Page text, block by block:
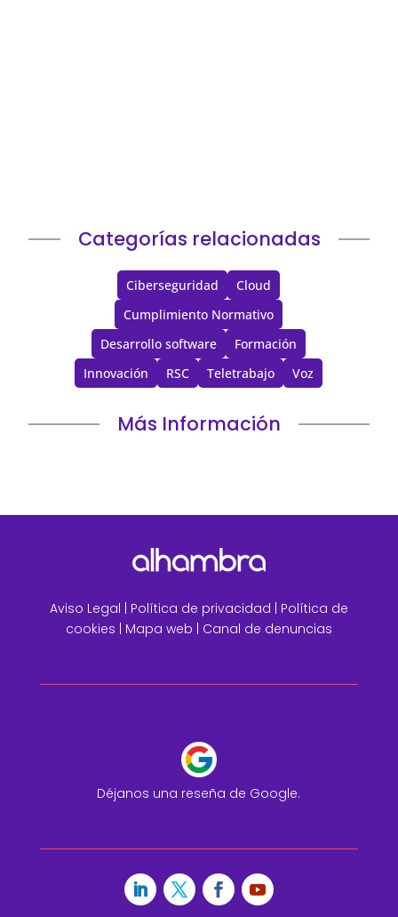
Categorías relacionadas
Ciberseguridad
Cloud
Cumplimiento Normativo
Desarrollo software
Formación
Innovación
RSC Teletrabajo Voz
Más Información
Aviso Legal Política de privacidad | Política de
cookies | Mapa web Canal de denuncias
Déjanos una reseña de Google.